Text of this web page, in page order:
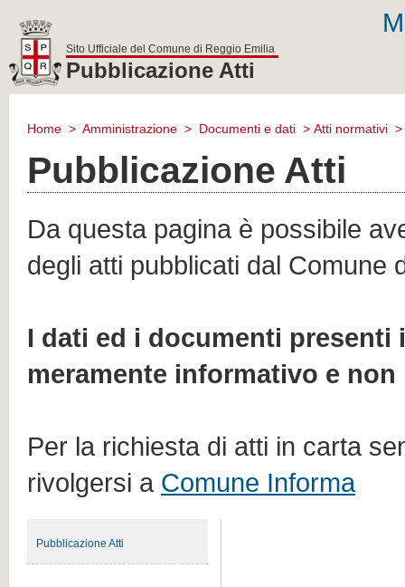
reggio
Sito Ufficiale del Comune di Reggio Emilia
Pubblicazione Atti
Home > Amministrazione > Documenti e dati > Atti normativi >
Pubblicazione Atti
Da questa pagina è possibile
degli atti pubblicati dal Comune
I dati ed i documenti presenti
meramente informativo e
Per la richiesta di atti in carta
rivolgersi a Comune Informa
Pubblicazione Atti